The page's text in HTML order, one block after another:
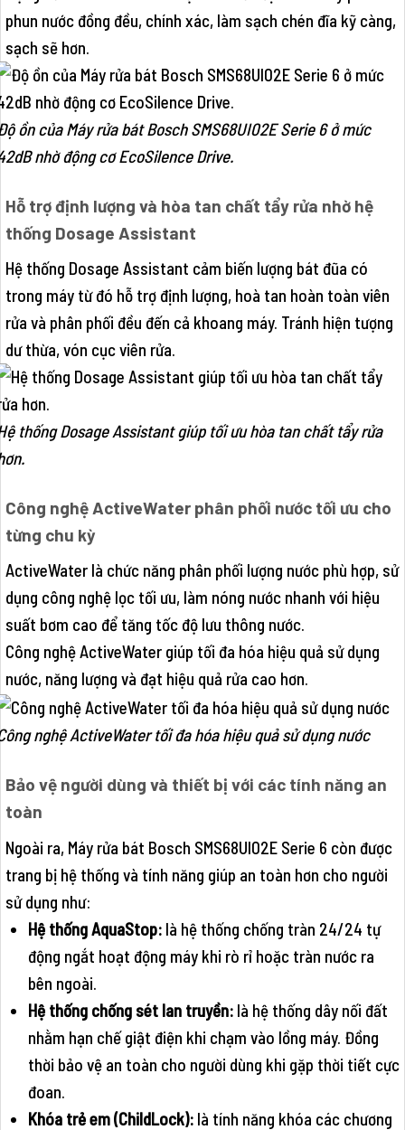
phun nước đồng đều, chính xác, làm sạch chén đĩa kỹ càng,
sạch sẽ hơn.
ồn của Máy rửa bát Bosch SMS68UI02E Serie 6 ở mức
nhờ động cơ EcoSilence Drive.
Hỗ trợ định lượng và hòa tan chất tẩy rửa nhờ hệ
thống Dosage Assistant
Hệ thống Dosage Assistant cảm biến lượng bát đũa có
trong máy từ đó hỗ trợ định lượng, hoà tan hoàn toàn viên
rửa và phân phối đều đến cả khoang máy. Tránh hiện tượng
dư thừa, vón cục viên rửa.
thống Dosage Assistant giúp tối ưu hòa tan chất tẩy rửa
Công nghệ ActiveWater phân phối nước tối ưu cho
từng chu kỳ
ActiveWater là chức năng phân phối lượng nước phù hợp, sử
dụng công nghệ lọc tối ưu, làm nóng nước nhanh với hiệu
suất bơm cao để tăng tốc độ lưu thông nước.
Công nghệ ActiveWater giúp tối đa hóa hiệu quả sử dụng
nước, năng lượng và đạt hiệu quả rửa cao hơn.
nghệ ActiveWater tối đa hóa hiệu quả sử dụng nước
Bảo vệ người dùng và thiết bị với các tính năng an
toàn
Ngoài ra, Máy rửa bát Bosch SMS68UI02E Serie 6 còn được
trang bị hệ thống và tính năng giúp an toàn hơn cho người
sử dụng như:
Hệ thống AquaStop:là hệ thống chống tràn 24/24 tự
động ngắt hoạt động máy khi rò rỉ hoặc tràn nước ra
bên ngoài.
Hệ thống chống sét lan truyền:là hệ thống dây nối đất
nhằm hạn chế giật điện khi chạm vào lồng máy. Đồng
thời bảo vệ an toàn cho người dùng khi gặp thời tiết cực
đoan.
Khóa trẻ em (ChildLock):là tính năng khóa các chương